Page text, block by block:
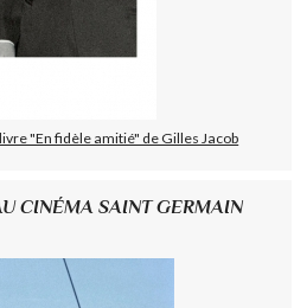
"En fidèle amitié" de Gilles Jacob
CINÉMA SAINT GERMAIN